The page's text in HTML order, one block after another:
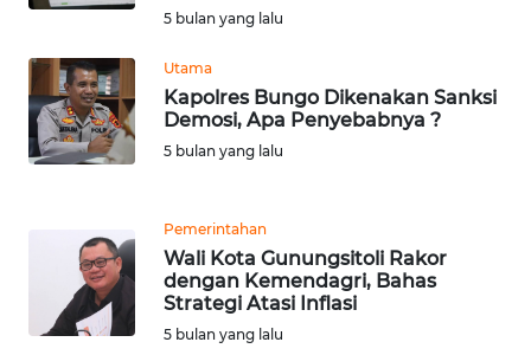
5 bulan yang lalu
Utama
Kapolres Bungo Dikenakan Sanksi
Demosi, Apa Penyebabnya ?
5 bulan yang lalu
Pemerintahan
Wali Kota Gunungsitoli Rakor
dengan Kemendagri, Bahas
Strategi Atasi Inflasi
5 bulan yang lalu
JAMBI
WN
SULTRA
WN
SULTENG